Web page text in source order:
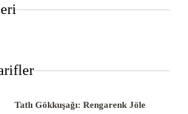
Tatlı Gökkuşağı: Rengarenk Jöle